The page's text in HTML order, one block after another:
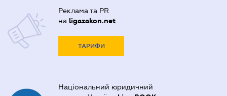
Реклама та PR
на ligazakon.net
ТАРИФИ
Національний юридичний